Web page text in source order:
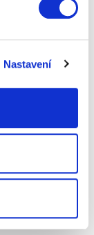
Nastavení